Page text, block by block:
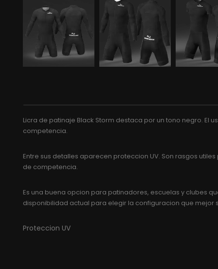
Licra de patinaje Black Storm destaca por un tono negro. El
competencia.
Entre sus detalles aparecen proteccion UV. Son rasgos
de competencia.
Es una buena opcion para patinadores, escuelas y clubes
disponibilidad actual para elegir la configuracion que mejor
Proteccion UV